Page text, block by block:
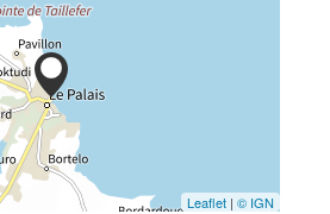
Leaflet | © IGN